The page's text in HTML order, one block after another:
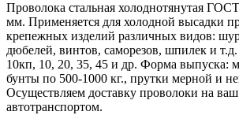
Проволока стальная холоднотянутая
мм. Применяется для холодной высадки
крепежных изделий различных видов:
дюбелей, винтов, саморезов, шпилек и
10кп, 10, 20, 35, 45 и др. Форма выпуска:
бунты по 500-1000 кг., прутки мерной и
Осуществляем доставку проволоки на
автотранспортом.